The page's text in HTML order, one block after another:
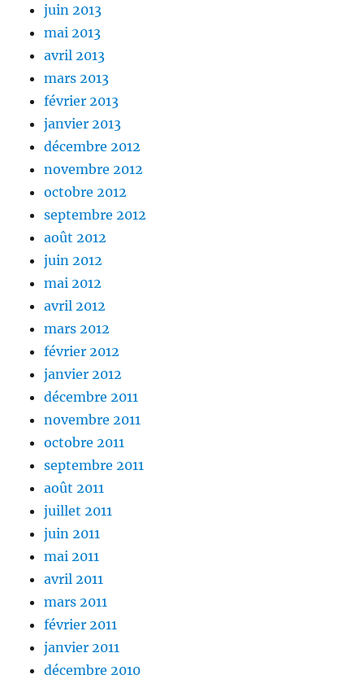
juin 2013
mai 2013
avril 2013
mars 2013
février 2013
janvier 2013
décembre 2012
novembre 2012
octobre 2012
septembre 2012
août 2012
juin 2012
mai 2012
avril 2012
mars 2012
février 2012
janvier 2012
décembre 2011
novembre 2011
octobre 2011
septembre 2011
août 2011
juillet 2011
juin 2011
mai 2011
avril 2011
mars 2011
février 2011
janvier 2011
décembre 2010